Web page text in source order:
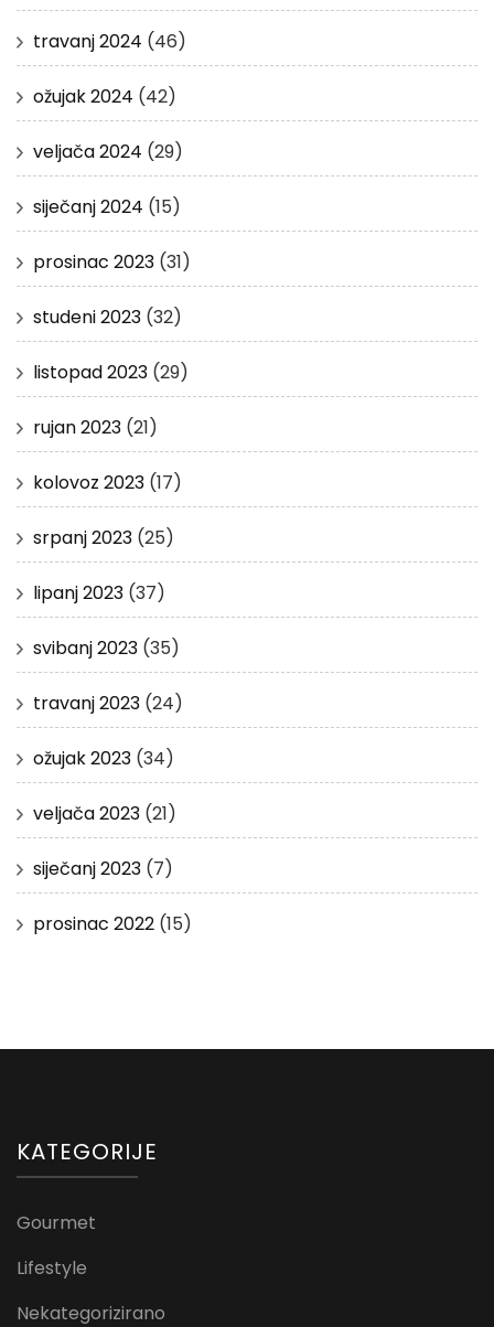
travanj 2024 (46)
ožujak 2024 (42)
veljača 2024 (29)
siječanj 2024 (15)
prosinac 2023 (31)
studeni 2023 (32)
listopad 2023 (29)
rujan 2023 (21)
kolovoz 2023 (17)
srpanj 2023 (25)
lipanj 2023 (37)
svibanj 2023 (35)
travanj 2023 (24)
ožujak 2023 (34)
veljača 2023 (21)
siječanj 2023 (7)
prosinac 2022 (15)
KATEGORIJE
Gourmet
Lifestyle
Nekategorizirano